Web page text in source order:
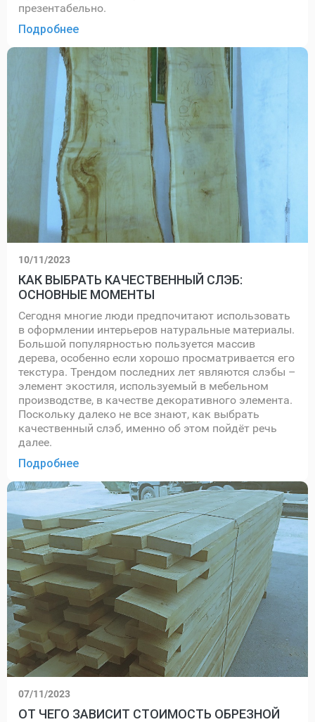
презентабельно.
Подробнее
10/11/2023
КАК ВЫБРАТЬ КАЧЕСТВЕННЫЙ СЛЭБ:
ОСНОВНЫЕ МОМЕНТЫ
Сегодня многие люди предпочитают использовать
в оформлении интерьеров натуральные материалы.
Большой популярностью пользуется массив
дерева, особенно если хорошо просматривается его
текстура. Трендом последних лет являются слэбы –
элемент экостиля, используемый в мебельном
производстве, в качестве декоративного элемента.
Поскольку далеко не все знают, как выбрать
качественный слэб, именно об этом пойдёт речь
далее.
Подробнее
07/11/2023
ОТ ЧЕГО ЗАВИСИТ СТОИМОСТЬ ОБРЕЗНОЙ